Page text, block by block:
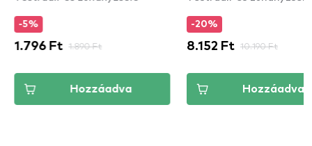
-5%
1.796 Ft 1.890 Ft
Hozzáadva
-20%
8.152 Ft 10.190 Ft
Hozzáadva